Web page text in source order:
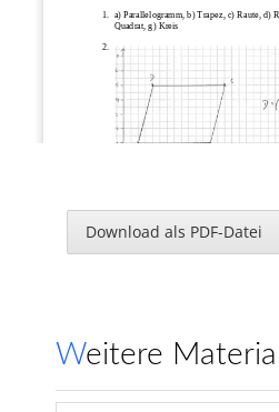
1.
a) Parallelogramm, b) Trapez, c) Raute, d)
Quadrat, g) Kreis
2.
Download als PDF-Datei
Weitere